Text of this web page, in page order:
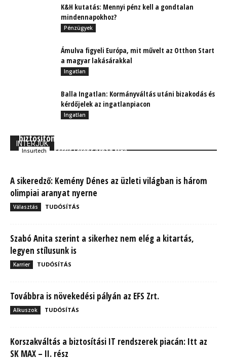
K&H kutatás: Mennyi pénz kell a gondtalan
mindennapokhoz?
Pénzügyek
Ámulva figyeli Európa, mit művelt az Otthon Start
a magyar lakásárakkal
Ingatlan
Balla Ingatlan: Kormányváltás utáni bizakodás és
kérdőjelek az ingatlanpiacon
Ingatlan
INTERJÚK
biztosítónak lenni
Insurtech Kocsis Ferenc Árpád MBA
A sikeredző: Kemény Dénes az üzleti világban is három
olimpiai aranyat nyerne
Választás TUDÓSÍTÁS
Szabó Anita szerint a sikerhez nem elég a kitartás,
legyen stílusunk is
Karrier TUDÓSÍTÁS
Továbbra is növekedési pályán az EFS Zrt.
Alkuszok TUDÓSÍTÁS
Korszakváltás a biztosítási IT rendszerek piacán: Itt az
SK MAX – II. rész